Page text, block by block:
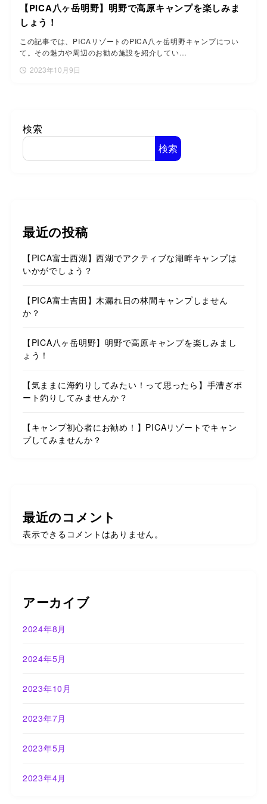
【PICA八ヶ岳明野】明野で高原キャンプを楽しみま
しょう！
この記事では、PICAリゾートのPICA八ヶ岳明野キャンプについ
て。その魅力や周辺のお勧め施設を紹介してい…
2023年10月9日
検索
検索
最近の投稿
【PICA富士西湖】西湖でアクティブな湖畔キャンプは
いかがでしょう？
【PICA富士吉田】木漏れ日の林間キャンプしません
か？
【PICA八ヶ岳明野】明野で高原キャンプを楽しみまし
ょう！
【気ままに海釣りしてみたい！って思ったら】手漕ぎボ
ート釣りしてみませんか？
【キャンプ初心者にお勧め！】PICAリゾートでキャン
プしてみませんか？
最近のコメント
表示できるコメントはありません。
アーカイブ
2024年8月
2024年5月
2023年10月
2023年7月
2023年5月
2023年4月